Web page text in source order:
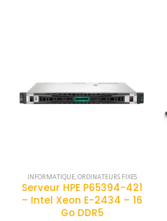
INFORMATIQUE,ORDINATEURS FIXES
Serveur HPE P65394-421
– Intel Xeon E-2434 – 16
Go DDR5